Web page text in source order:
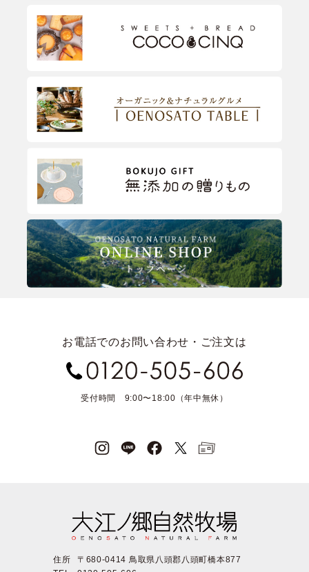
お電話でのお問い合わせ・ご注文は
受付時間 9:00〜18:00（年中無休）
住所
〒680-0414 鳥取県八頭郡八頭町橋本877